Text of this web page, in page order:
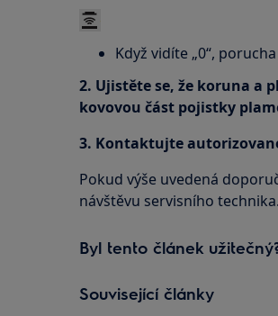
Když vidíte „0“,
2. Ujistěte se, že koruna a
kovovou část pojistky
3. Kontaktujte
Pokud výše uvedená
návštěvu servisního technika.
Byl tento článek
Související články